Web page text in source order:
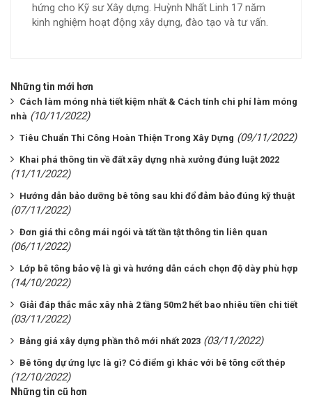
hứng cho Kỹ sư Xây dựng. Huỳnh Nhất Linh 17 năm
kinh nghiệm hoạt động xây dựng, đào tạo và tư vấn.
Những tin mới hơn
Cách làm móng nhà tiết kiệm nhất & Cách tính chi phí làm móng
nhà (10/11/2022)
Tiêu Chuẩn Thi Công Hoàn Thiện Trong Xây Dựng (09/11/2022)
Khai phá thông tin về đất xây dựng nhà xưởng đúng luật 2022
(11/11/2022)
Hướng dẫn bảo dưỡng bê tông sau khi đổ đảm bảo đúng kỹ thuật
(07/11/2022)
Đơn giá thi công mái ngói và tất tần tật thông tin liên quan
(06/11/2022)
Lớp bê tông bảo vệ là gì và hướng dẫn cách chọn độ dày phù hợp
(14/10/2022)
Giải đáp thắc mắc xây nhà 2 tầng 50m2 hết bao nhiêu tiền chi tiết
(03/11/2022)
Bảng giá xây dựng phần thô mới nhất 2023 (03/11/2022)
Bê tông dự ứng lực là gì? Có điểm gì khác với bê tông cốt thép
(12/10/2022)
Những tin cũ hơn